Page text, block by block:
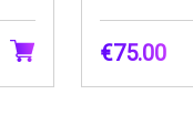
procesului
€75.00